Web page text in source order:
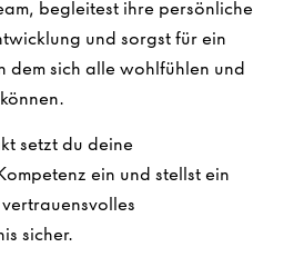
begleitest ihre persönliche
und sorgst für ein
dem sich alle wohlfühlen und
setzt du deine
ein und stellst ein
sicher.